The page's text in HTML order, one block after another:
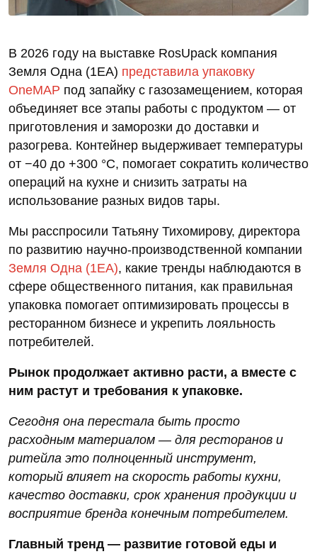
В 2026 году на выставке RosUpack компания
Земля Одна (1ЕА) представила упаковку
OneMAP под запайку с газозамещением, которая
объединяет все этапы работы с продуктом — от
приготовления и заморозки до доставки и
разогрева. Контейнер выдерживает температуры
от −40 до +300 °C, помогает сократить количество
операций на кухне и снизить затраты на
использование разных видов тары.
Мы расспросили Татьяну Тихомирову, директора
по развитию научно-производственной компании
Земля Одна (1ЕА), какие тренды наблюдаются в
сфере общественного питания, как правильная
упаковка помогает оптимизировать процессы в
ресторанном бизнесе и укрепить лояльность
потребителей.
Рынок продолжает активно расти, а вместе с
ним растут и требования к упаковке.
Сегодня она перестала быть просто
расходным материалом — для ресторанов и
ритейла это полноценный инструмент,
который влияет на скорость работы кухни,
качество доставки, срок хранения продукции и
восприятие бренда конечным потребителем.
Главный тренд — развитие готовой еды и